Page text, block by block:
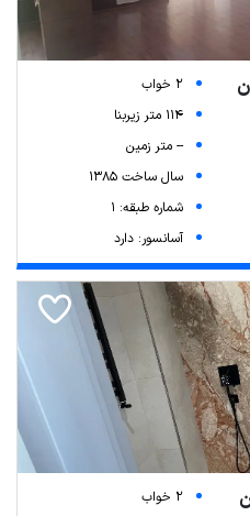
2 خواب
114 متر زیربنا
-- متر زمین
سال ساخت 1385
شماره طبقه: 1
آسانسور: دارد
2 خواب